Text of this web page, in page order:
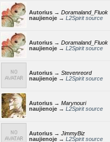
Autorius → Doramaland_Fluok
naujienoje → L2Spirit source
Autorius → Doramaland_Fluok
naujienoje → L2Spirit source
Autorius → Stevenreord
naujienoje → L2Spirit source
Autorius → Marynouri
naujienoje → L2Spirit source
Autorius → JimmyBiz
naujienoje → L2Spirit source